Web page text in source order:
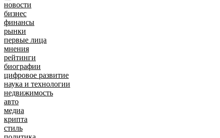
новости
бизнес
финансы
рынки
первые лица
мнения
рейтинги
биографии
цифровое развитие
наука и технологии
недвижимость
авто
медиа
крипта
стиль